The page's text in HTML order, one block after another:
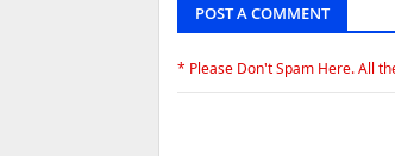
POST A COMMENT
* Please Don't Spam Here. All